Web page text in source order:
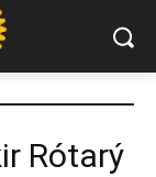
Rótarý